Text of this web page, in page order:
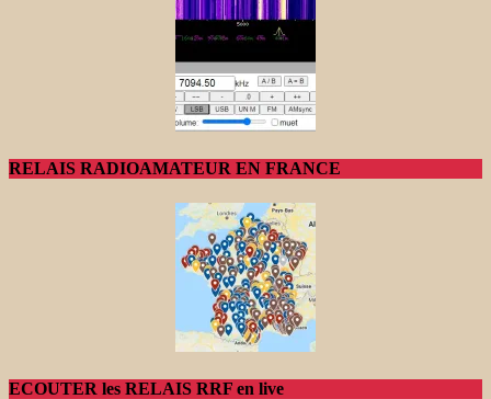
RELAIS RADIOAMATEUR EN FRANCE
ECOUTER les RELAIS RRF en live